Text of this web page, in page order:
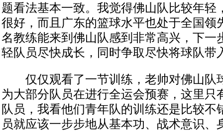
题看法基本一致。我觉得佛山队比较年轻
很好，而且广东的篮球水平也处于全国领
名教练能来到佛山队感到非常高兴，下一
轻队员尽快成长，同时争取尽快将球队带
仅仅观看了一节训练，老帅对佛山队
为大部分队员在进行全运会预赛，这里只
队员，我看他们青年队的训练还是比较不
员就应该一步步地从基本功、战术意识、